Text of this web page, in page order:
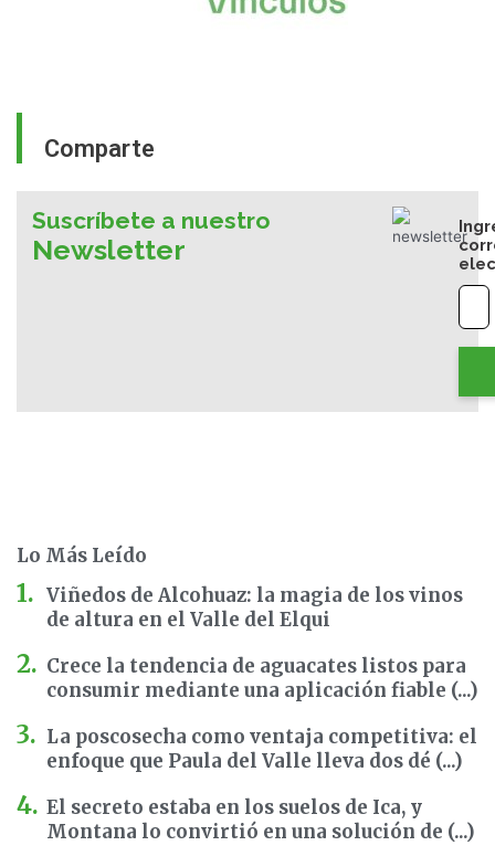
Comparte
Suscríbete a nuestro
Newsletter
Lo Más Leído
Viñedos de Alcohuaz: la magia de los vinos
de altura en el Valle del Elqui
Crece la tendencia de aguacates listos para
consumir mediante una aplicación fiable (...)
La poscosecha como ventaja competitiva: el
enfoque que Paula del Valle lleva dos dé (...)
El secreto estaba en los suelos de Ica, y
Montana lo convirtió en una solución de (...)